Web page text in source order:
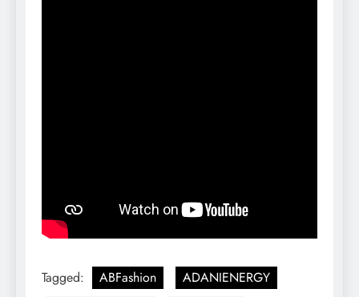
Tagged: ABFashion
ADANIENERGY